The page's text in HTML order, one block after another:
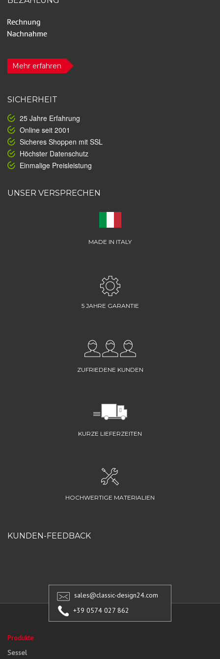
Mehr erfahren
SICHERHEIT
25 Jahre Erfahrung
Online seit 2001
Sicheres Shoppen mit SSL
Höchster Datenschutz
Einmalige Preisleistung
UNSER VERSPRECHEN
MADE IN ITALY
5 JAHRE GARANTIE
ZUFRIEDENE KUNDEN
KURZE LIEFERZEITEN
HOCHWERTIGE MATERIALIEN
KUNDEN-FEEDBACK
sales@classic-design24.com
+39 0574 027 862
Produkte
Sessel